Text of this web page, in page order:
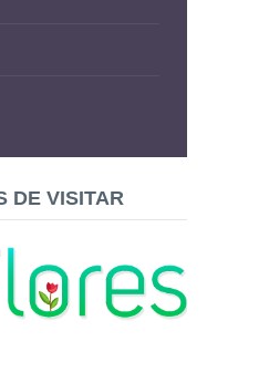
DE VISITAR